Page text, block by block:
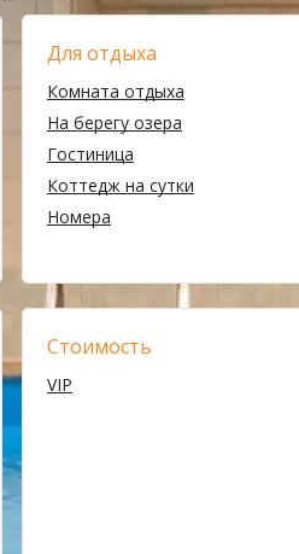
Для отдыха
Комната отдыха
На берегу озера
Гостиница
Коттедж на сутки
Номера
Стоимость
VIP